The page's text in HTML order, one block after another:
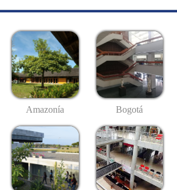
Amazonía Bogotá